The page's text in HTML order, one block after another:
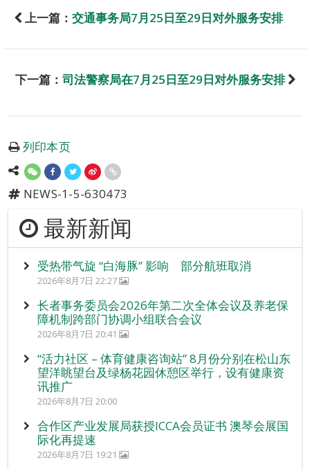
上一篇： 交通事务局7月25日至29日对外服务安排
下一篇： 司法警察局在7月25日至29日对外服务安排
列印本页
NEWS-1-5-630473
最新新闻
受热带气旋 “白海豚” 影响 部分航班取消
2026年8月7日 22:27
长者事务委员会2026年第二次全体会议及养老保
障机制跨部门协调小组联合会议
2026年8月7日 20:41
“活力社区 – 体育健康咨询站” 8月份分别在松山东
望洋眺望台及绿杨花园休憩区举行，设有健康资
讯推广
2026年8月7日 20:00
合作区产业发展局获授ICCA会员证书 澳琴会展国
际化再提速
2026年8月7日 19:21